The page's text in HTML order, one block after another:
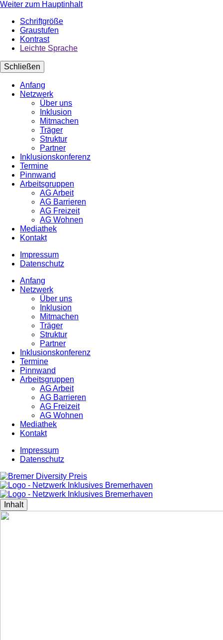
Weiter zum Hauptinhalt
Schriftgröße
Graustufen
Kontrast
Leichte Sprache
Schließen
Anfang
Netzwerk
Über uns
Inklusion
Mitmachen
Träger
Struktur
Partner
Inklusionskonferenz
Termine
Pinnwand
Arbeitsgruppen
AG Arbeit
AG Barrieren
AG Freizeit
AG Wohnen
Mediathek
Kontakt
Impressum
Datenschutz
Anfang
Netzwerk
Über uns
Inklusion
Mitmachen
Träger
Struktur
Partner
Inklusionskonferenz
Termine
Pinnwand
Arbeitsgruppen
AG Arbeit
AG Barrieren
AG Freizeit
AG Wohnen
Mediathek
Kontakt
Impressum
Datenschutz
Inhalt